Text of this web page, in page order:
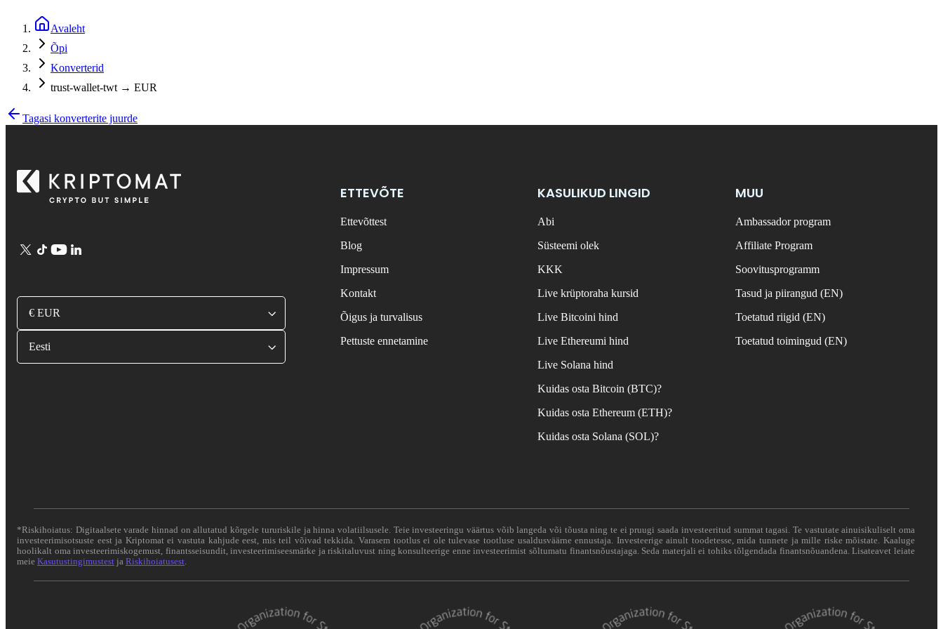
Avaleht
Õpi
Konverterid
trust-wallet-twt → EUR
Tagasi konverterite juurde
€ EUR
Eesti
ETTEVÕTE
Ettevõttest
Blog
Impressum
Kontakt
Õigus ja turvalisus
Pettuste ennetamine
KASULIKUD LINGID
Abi
Süsteemi olek
KKK
Live krüptoraha kursid
Live Bitcoini hind
Live Ethereumi hind
Live Solana hind
Kuidas osta Bitcoin (BTC)?
Kuidas osta Ethereum (ETH)?
Kuidas osta Solana (SOL)?
MUU
Ambassador program
Affiliate Program
Soovitusprogramm
Tasud ja piirangud (EN)
Toetatud riigid (EN)
Toetatud toimingud (EN)
*Riskihoiatus: Digitaalsete varade hinnad on allutatud kõrgele tururiskile ja hinna volatiilsusele. Teie investeeringu väärtus võib langeda või tõusta ning te ei pruugi saada investeeritud summat tagasi. Te vastutate ainuisikuliselt oma
investeerimisotsuste eest ja Kriptomat ei vastuta kahjude eest, mis teil võivad tekkida. Varasem tootlus ei ole tulevase tootluse usaldusväärne ennustaja. Investeerige ainult toodetesse, mida tunnete ja mille riske mõistate. Kaaluge
hoolikalt oma investeerimiskogemust, finantsseisundit, investeerimiseesmärke ja riskitaluvust ning konsulteerige enne investeerimist sõltumatu finantsnõustajaga. Seda materjali ei tohiks tõlgendada finantsnõuandena. Lisateavet leiate
meie Kasutustingimustest ja Riskihoiatusest